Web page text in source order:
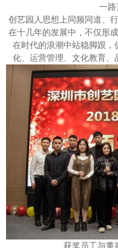
一
创艺园人思想上同频同道、
在十几年的发展中，不仅形
在时代的浪潮中站稳脚跟，
化、运营管理、文化教育、
获奖员工与董